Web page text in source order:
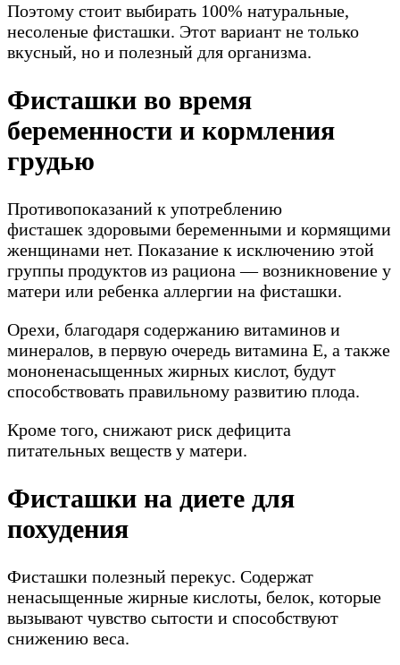
Поэтому стоит выбирать 100% натуральные,
несоленые фисташки. Этот вариант не только
вкусный, но и полезный для организма.
Фисташки во время
беременности и кормления
грудью
Противопоказаний к употреблению
фисташек здоровыми беременными и кормящими
женщинами нет. Показание к исключению этой
группы продуктов из рациона — возникновение у
матери или ребенка аллергии на фисташки.
Орехи, благодаря содержанию витаминов и
минералов, в первую очередь витамина Е, а также
мононенасыщенных жирных кислот, будут
способствовать правильному развитию плода.
Кроме того, снижают риск дефицита
питательных веществ у матери.
Фисташки на диете для
похудения
Фисташки полезный перекус. Содержат
ненасыщенные жирные кислоты, белок, которые
вызывают чувство сытости и способствуют
снижению веса.